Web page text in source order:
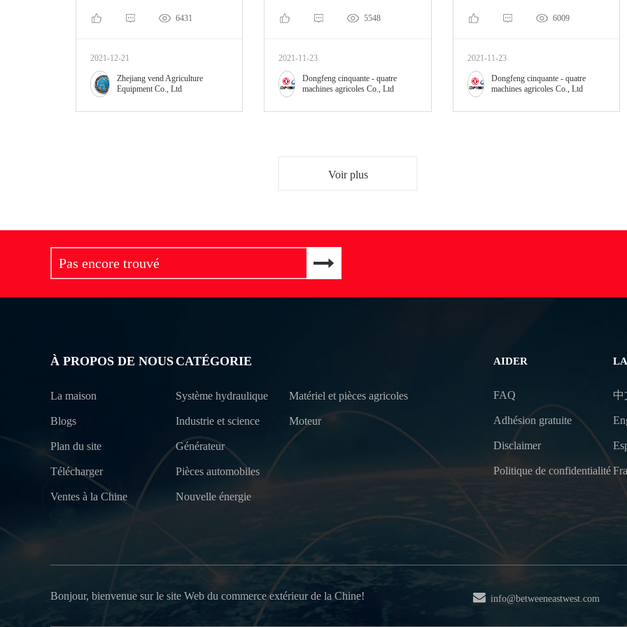
6431
2021-12-21
Zhejiang vend Agriculture
Equipment Co., Ltd
5548
2021-11-23
Dongfeng cinquante - quatre
machines agricoles Co., Ltd
6009
2021-11-23
Dongfeng cinquante - quatre
machines agricoles Co., Ltd
Voir plus
À PROPOS DE NOUS
La maison
Blogs
Plan du site
Télécharger
Ventes à la Chine
CATÉGORIE
Système hydraulique
Industrie et science
Générateur
Pièces automobiles
Nouvelle énergie
Matériel et pièces agricoles
Moteur
AIDER
FAQ
Adhésion gratuite
Disclaimer
Politique de confidentialité
中
Bonjour, bienvenue sur le site Web du commerce extérieur de la Chine! info@betweeneastwest.com